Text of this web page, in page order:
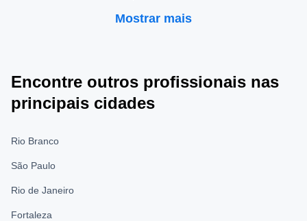
Mostrar mais
Encontre outros profissionais nas
principais cidades
Rio Branco
São Paulo
Rio de Janeiro
Fortaleza